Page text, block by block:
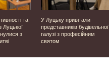
та
Луцької
з
У Луцьку привітали
представників будівельної
галузі з професійним
святом